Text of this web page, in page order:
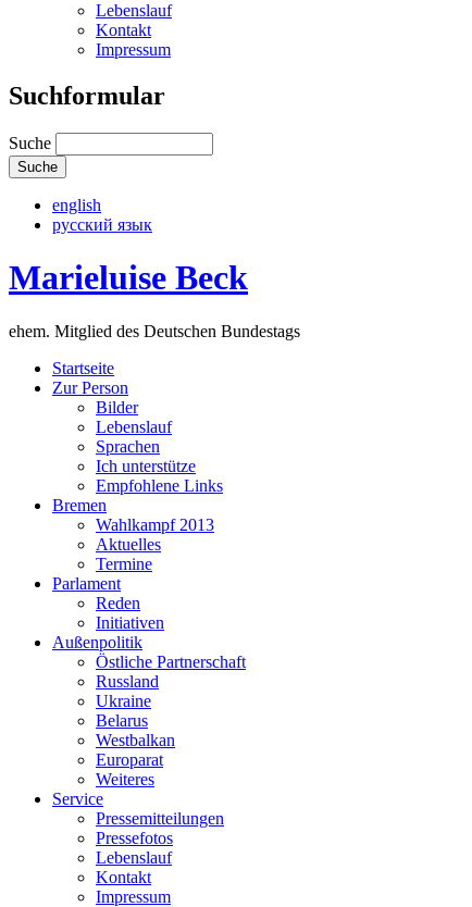
Lebenslauf
Kontakt
Impressum
Suchformular
Suche
english
русский язык
Marieluise Beck
ehem. Mitglied des Deutschen Bundestags
Startseite
Zur Person
Bilder
Lebenslauf
Sprachen
Ich unterstütze
Empfohlene Links
Bremen
Wahlkampf 2013
Aktuelles
Termine
Parlament
Reden
Initiativen
Außenpolitik
Östliche Partnerschaft
Russland
Ukraine
Belarus
Westbalkan
Europarat
Weiteres
Service
Pressemitteilungen
Pressefotos
Lebenslauf
Kontakt
Impressum